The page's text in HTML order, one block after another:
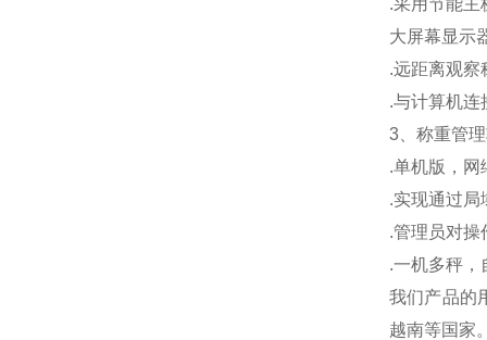
.采用节能主
大屏幕显示
.远距离观察
.与计算机连
3 、称重管
.单机版，网
.实现通过局
.管理员对操
.一机多秤，
我们产品的
越南等国家